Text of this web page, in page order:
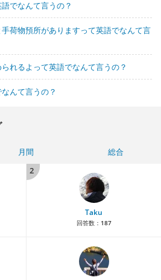
でなんて言うの？
荷物預所がありますって英語でなんて言
れるよって英語でなんて言うの？
んて言うの？
月間
総合
2
Taku
回答数： 187